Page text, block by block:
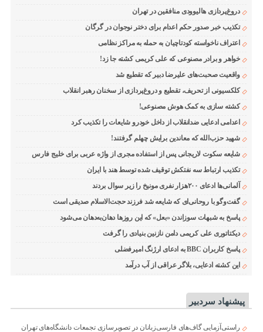
دروغ‌پردازی هالیوودی منافقین در تهران
تکذیب خبر صدور حکم اعدام برای دختر نوجوان در گرگان
اعتراف ناخواسته کودتاچیان به حمله به مراکز نظامی
خواهر و برادر مصنوعی که علی کریمی کشته جا زد!
واقعیت صحبت‌های علیرضا دبیر که تقطیع شد
کلکسیونی از تحریف، تقطیع و دروغ‌پردازی از سخنان رهبر انقلاب
کشته سازی به کمک هوش مصنوعی!
اعدامی ادعایی ضدانقلاب از داخل خودرو شایعات را تکذیب کرد
شهید حزب‌الله که معاندین برایش چهلم گرفتند!
شایعه سکوت لاریجانی پس از استفاده مجری از واژه عربی برای خلیج فارس
تکذیب ارتباط سه نفتکش توقیف شده توسط هند با ایران
آلمانی‌ها ادعای ۲۰۰هزار نفری مونیخ را زیر سوال بردند
گفت‌وگو با روحانی‌ای که شایعه شد فرزند حجت‌الاسلام صدیقی است
پاسخ به شبهات سوزاندن «بعل» که این روزها دهان‌به‌دهان می‌شود
دیکتاتوری علی کریمی دامن نازنین بنیادی را گرفت
پاسخ کاربران BBC به ادعای ارژنگ امیرفضلی
این کشته ادعایی، بلاگر عراقی از آب درآمد
پیشنهاد سردبیر
راستی‌آزمایی گاف‌های فارسی‌زبانان در تصویرسازی تجمعات دانشگاه‌های تهران